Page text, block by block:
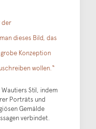
der
dieses Bild, das
Konzeption
wollen.“
Stil, indem
Porträts und
Gemälde
verbindet.